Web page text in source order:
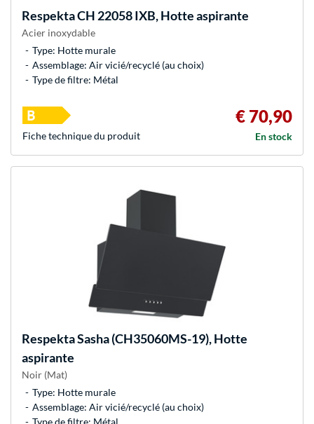
RespektaCH 22058 IXB, Hotte aspirante
Acier inoxydable
Type: Hotte murale
Assemblage: Air vicié/recyclé (au choix)
Type de filtre: Métal
€ 70,90
En stock
Fiche technique du produit
RespektaSasha (CH35060MS-19), Hotte
aspirante
Noir (Mat)
Type: Hotte murale
Assemblage: Air vicié/recyclé (au choix)